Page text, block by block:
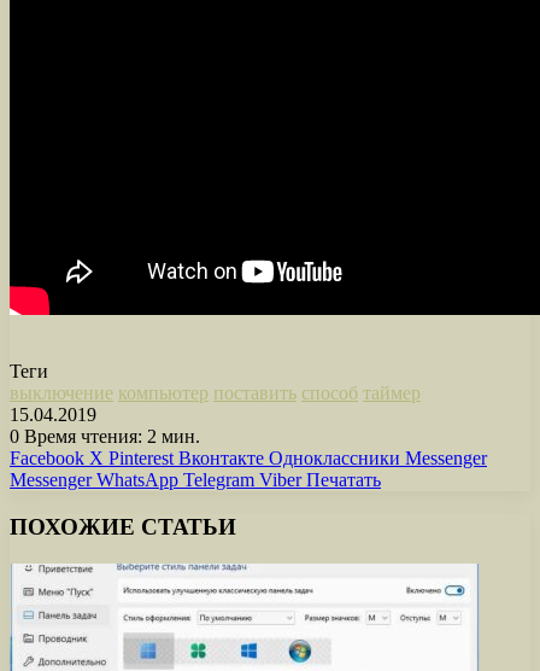
Теги
выключение компьютер поставить способ таймер
15.04.2019
0 Время чтения: 2 мин.
Facebook X Pinterest Вконтакте Одноклассники Messenger
Messenger WhatsApp Telegram Viber Печатать
ПОХОЖИЕ СТАТЬИ